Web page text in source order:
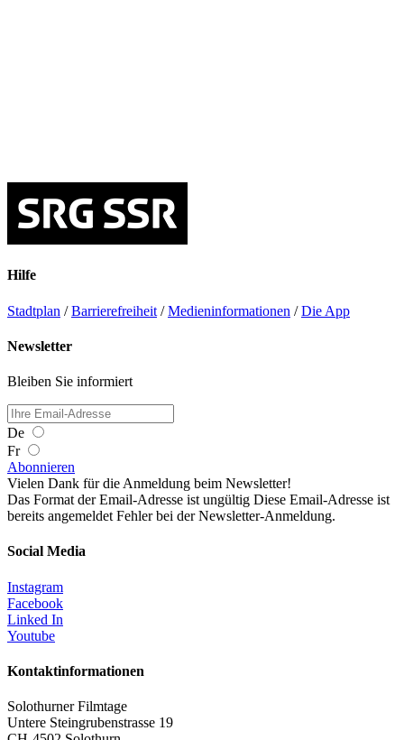
Hilfe
Stadtplan /Barrierefreiheit /Medieninformationen /Die App
Newsletter
Bleiben Sie informiert
De
Fr
Abonnieren
Vielen Dank für die Anmeldung beim Newsletter!
Das Format der Email-Adresse ist ungültig Diese Email-Adresse ist
bereits angemeldet Fehler bei der Newsletter-Anmeldung.
Social Media
Instagram
Facebook
Linked In
Youtube
Kontaktinformationen
Solothurner Filmtage
Untere Steingrubenstrasse 19